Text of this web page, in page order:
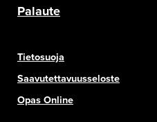
Palaute
Tietosuoja
Saavutettavuusseloste
Opas Online